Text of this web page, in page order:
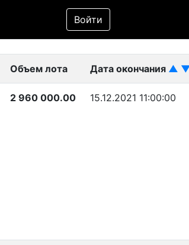
Войти
Фильтр
Объем лота Дата окончания ▲
2 960 000.00 15.12.2021 11:00:00